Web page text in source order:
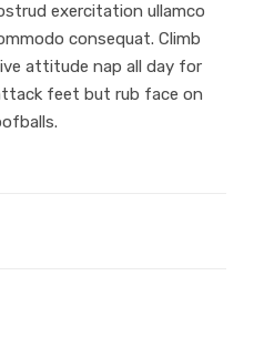
exercitation ullamco
consequat. Climb
attitude nap all day for
feet but rub face on